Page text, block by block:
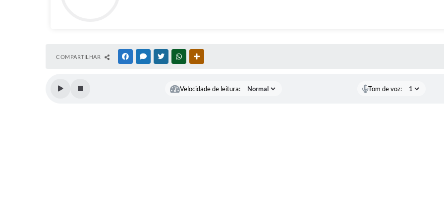
COMPARTILHAR FACEBOOKMESSENGER
TWITTERWHATSAPP
Velocidade de leitura: Tom de voz: